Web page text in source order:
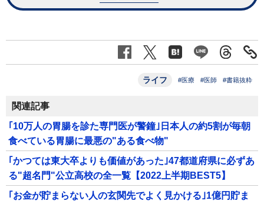
ライフ #医療 #医師 #書籍抜粋
関連記事
｢10万人の胃腸を診た専門医が警鐘｣日本人の約5割が毎朝
食べている胃腸に最悪の"ある食べ物"
｢かつては東大卒よりも価値があった｣47都道府県に必ずあ
る"超名門"公立高校の全一覧【2022上半期BEST5】
｢お金が貯まらない人の玄関先でよく見かける｣1億円貯ま